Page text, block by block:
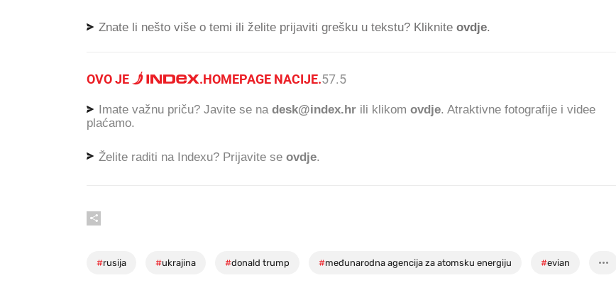
Znate li nešto više o temi ili želite prijaviti grešku u tekstu? Kliknite ovdje.
OVO JE .HOMEPAGE NACIJE.57.530
Imate važnu priču? Javite se na desk@index.hr ili klikom ovdje. Atraktivne fotografije i videe
plaćamo.
Želite raditi na Indexu? Prijavite se ovdje.
#rusija #ukrajina #donald trump #međunarodna agencija za atomsku energiju #evian